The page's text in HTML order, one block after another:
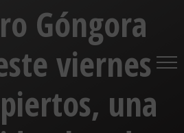
Góngora
viernes
una